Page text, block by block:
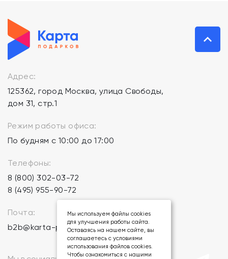
Адрес:
125362, город Москва, улица Свободы,
дом 31, стр.1
Режим работы офиса:
По будням с 10:00 до 17:00
Телефоны:
8 (800) 302-03-72
8 (495) 955-90-72
Почта:
b2b@karta-podarkov.ru
Мы используем файлы cookies
для улучшения работы сайта.
Оставаясь на нашем сайте, вы
соглашаетесь с условиями
использования файлов cookies.
Чтобы ознакомиться с нашими